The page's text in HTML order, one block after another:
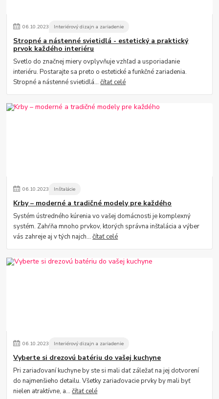
06.10.2023 Interiérový dizajn a zariadenie
Stropné a nástenné svietidlá - estetický a praktický
prvok každého interiéru
Svetlo do značnej miery ovplyvňuje vzhľad a usporiadanie
interiéru. Postarajte sa preto o estetické a funkčné zariadenia.
Stropné a nástenné svietidlá...čítať celé
06.10.2023 Inštalácie
Krby – moderné a tradičné modely pre každého
Systém ústredného kúrenia vo vašej domácnosti je komplexný
systém. Zahŕňa mnoho prvkov, ktorých správna inštalácia a výber
vás zahreje aj v tých najch...čítať celé
06.10.2023 Interiérový dizajn a zariadenie
Vyberte si drezovú batériu do vašej kuchyne
Pri zariaďovaní kuchyne by ste si mali dať záležať na jej dotvorení
do najmenšieho detailu. Všetky zariaďovacie prvky by mali byť
nielen atraktívne, a...čítať celé